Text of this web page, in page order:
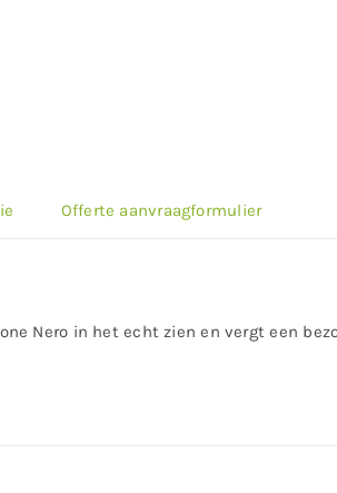
Offerte aanvraagformulier
Nero in het echt zien en vergt een